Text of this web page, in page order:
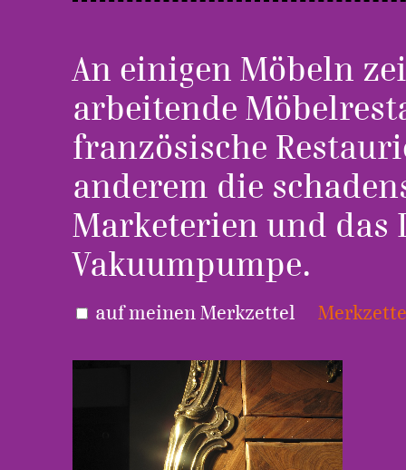
An einigen Möbeln
arbeitende
französische
anderem die
Marketerien und das
Vakuumpumpe.
auf meinen Merkzettel